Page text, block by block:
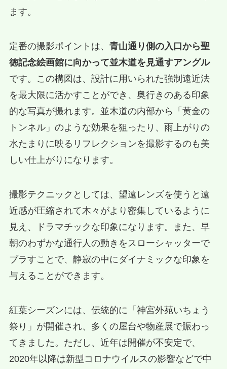
ます。
定番の撮影ポイントは、 青山通り側の入口から聖
徳記念絵画館に向かって並木道を見通すアングル
です。この構図は、設計に用いられた強制遠近法
を最大限に活かすことができ、奥行きのある印象
的な写真が撮れます。並木道の内部から「黄金の
トンネル」のような効果を狙ったり、雨上がりの
水たまりに映るリフレクションを撮影するのも美
しい仕上がりになります。
撮影テクニックとしては、望遠レンズを使うと遠
近感が圧縮されて木々がより密集しているように
見え、ドラマチックな印象になります。また、早
朝のわずかな通行人の動きをスローシャッターで
ブラすことで、静寂の中にダイナミックな印象を
与えることができます。
紅葉シーズンには、伝統的に「神宮外苑いちょう
祭り」が開催され、多くの屋台や物産展で賑わっ
てきました。ただし、近年は開催が不安定で、
2020年以降は新型コロナウイルスの影響などで中